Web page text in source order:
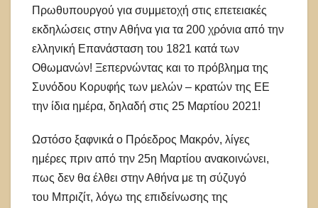
Πρωθυπουργού για συμμετοχή στις επετειακές
εκδηλώσεις στην Αθήνα για τα 200 χρόνια από την
ελληνική Επανάσταση του 1821 κατά των
Οθωμανών! Ξεπερνώντας και το πρόβλημα της
Συνόδου Κορυφής των μελών – κρατών της ΕΕ
την ίδια ημέρα, δηλαδή στις 25 Μαρτίου 2021!
Ωστόσο ξαφνικά ο Πρόεδρος Μακρόν, λίγες
ημέρες πριν από την 25η Μαρτίου ανακοινώνει,
πως δεν θα έλθει στην Αθήνα με τη σύζυγό
του Μπριζίτ, λόγω της επιδείνωσης της